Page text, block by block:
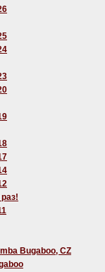
Bugaboo, CZ